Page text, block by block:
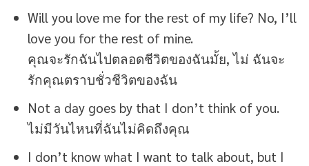
Will you love me for the rest of my life? No, I’ll
love you for the rest of mine.
คุณจะรักฉันไปตลอดชีวิตของฉันมั้ย, ไม่ ฉันจะ
รักคุณตราบชั่วชีวิตของฉัน
Not a day goes by that I don’t think of you.
ไม่มีวันไหนที่ฉันไม่คิดถึงคุณ
I don’t know what I want to talk about, but I